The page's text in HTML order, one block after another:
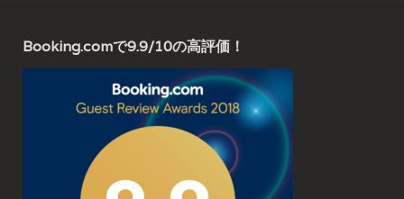
Booking.comで9.9/10の高評価！